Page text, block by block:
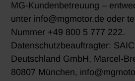
MG-Kundenbetreuung –
unter info@mgmotor.de oder
Nummer +49 800 5 777 222.
Datenschutzbeauftragter:
Deutschland GmbH, Marcel-
80807 München,